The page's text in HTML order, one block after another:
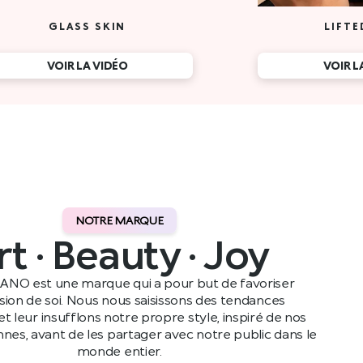
GLASS SKIN
VOIR LA VIDÉO VOIR
NOTRE MARQUE
· Beauty · Joy
est une marque qui a pour but de favoriser
de soi. Nous nous saisissons des tendances
leur insufflons notre propre style, inspiré de nos
avant de les partager avec notre public dans le
monde entier.